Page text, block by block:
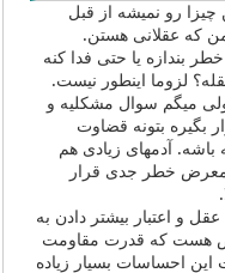
چیزا رو نمیشه از قبل
که عقلانی هستن.
بندازه یا حتی فدا کنه
لزوما اینطور نیست.
میگم سوال مشکلیه و
بگیره بتونه قضاوت
آدمهای زیادی هم
خطر جدی قرار
و اعتبار بیشتر دادن به
هست که قدرت مقاومت
احساسات بسیار زیاده